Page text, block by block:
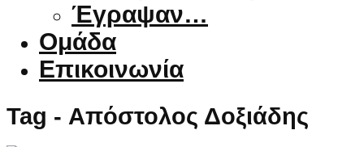
Έγραψαν…
Ομάδα
Επικοινωνία
Tag - Απόστολος Δοξιάδης